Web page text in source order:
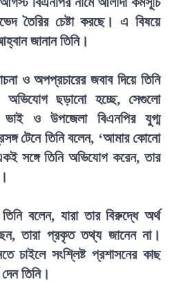
তৈরির চেষ্টা করছে। এ বিষয়ে
জানান তিনি।
ও অপপ্রচারের জবাব দিয়ে তিনি
অভিযোগ ছড়ানো হচ্ছে, সেগুলো
ভাই ও উপজেলা বিএনপির যুগ্ম
টেনে তিনি বলেন, ‘আমার কোনো
সঙ্গে তিনি অভিযোগ করেন, তার
বলেন, যারা তার বিরুদ্ধে অর্থ
তারা প্রকৃত তথ্য জানেন না।
চাইলে সংশ্লিষ্ট প্রশাসনের কাছ
তিনি।